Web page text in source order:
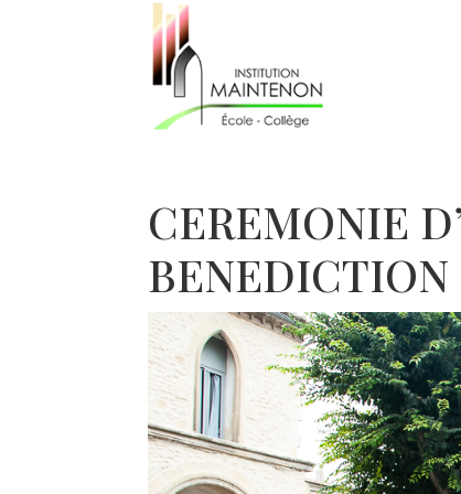
CEREMONIE
BENEDICTION